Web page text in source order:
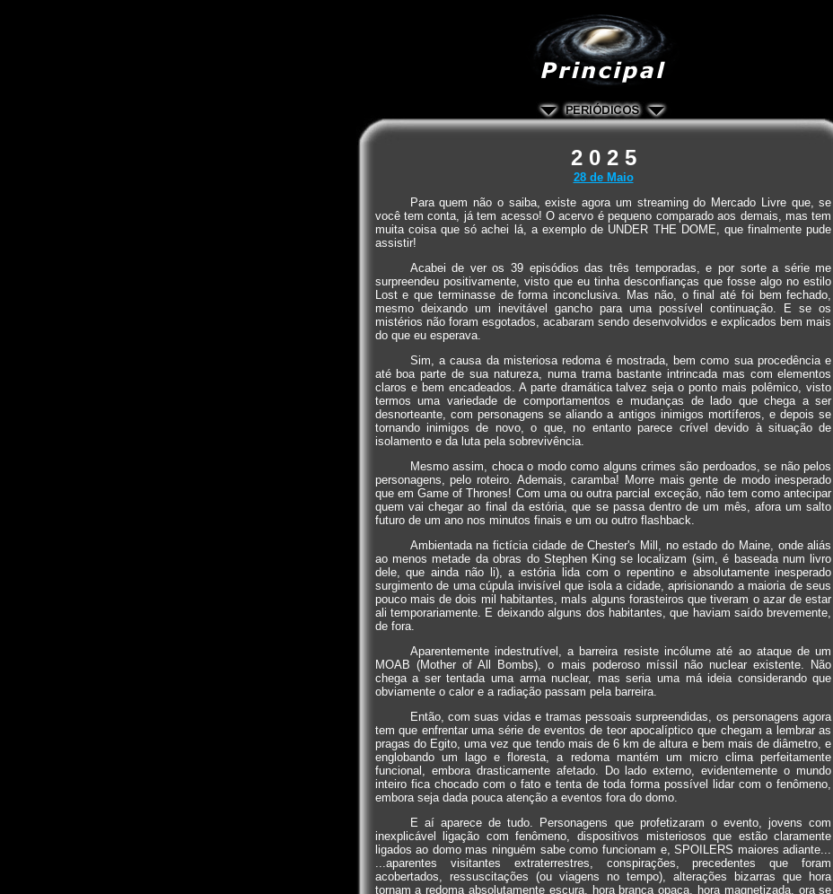
2 0 2 5
28 de Maio
Para quem não o saiba, existe agora um streaming do Mercado Livre que, se
você tem conta, já tem acesso! O acervo é pequeno comparado aos demais, mas tem
muita coisa que só achei lá, a exemplo de UNDER THE DOME, que finalmente pude
assistir!
Acabei de ver os 39 episódios das três temporadas, e por sorte a série me
surpreendeu positivamente, visto que eu tinha desconfianças que fosse algo no estilo
Lost e que terminasse de forma inconclusiva. Mas não, o final até foi bem fechado,
mesmo deixando um inevitável gancho para uma possível continuação. E se os
mistérios não foram esgotados, acabaram sendo desenvolvidos e explicados bem mais
do que eu esperava.
Sim, a causa da misteriosa redoma é mostrada, bem como sua procedência e
até boa parte de sua natureza, numa trama bastante intrincada mas com elementos
claros e bem encadeados. A parte dramática talvez seja o ponto mais polêmico, visto
termos uma variedade de comportamentos e mudanças de lado que chega a ser
desnorteante, com personagens se aliando a antigos inimigos mortíferos, e depois se
tornando inimigos de novo, o que, no entanto parece crível devido à situação de
isolamento e da luta pela sobrevivência.
Mesmo assim, choca o modo como alguns crimes são perdoados, se não pelos
personagens, pelo roteiro. Ademais, caramba! Morre mais gente de modo inesperado
que em Game of Thrones! Com uma ou outra parcial exceção, não tem como antecipar
quem vai chegar ao final da estória, que se passa dentro de um mês, afora um salto
futuro de um ano nos minutos finais e um ou outro flashback.
Ambientada na fictícia cidade de Chester's Mill, no estado do Maine, onde aliás
ao menos metade da obras do Stephen King se localizam (sim, é baseada num livro
dele, que ainda não li), a estória lida com o repentino e absolutamente inesperado
surgimento de uma cúpula invisível que isola a cidade, aprisionando a maioria de seus
pouco mais de dois mil habitantes, maIs alguns forasteiros que tiveram o azar de estar
ali temporariamente. E deixando alguns dos habitantes, que haviam saído brevemente,
de fora.
Aparentemente indestrutível, a barreira resiste incólume até ao ataque de um
MOAB (Mother of All Bombs), o mais poderoso míssil não nuclear existente. Não
chega a ser tentada uma arma nuclear, mas seria uma má ideia considerando que
obviamente o calor e a radiação passam pela barreira.
Então, com suas vidas e tramas pessoais surpreendidas, os personagens agora
tem que enfrentar uma série de eventos de teor apocalíptico que chegam a lembrar as
pragas do Egito, uma vez que tendo mais de 6 km de altura e bem mais de diâmetro, e
englobando um lago e floresta, a redoma mantém um micro clima perfeitamente
funcional, embora drasticamente afetado. Do lado externo, evidentemente o mundo
inteiro fica chocado com o fato e tenta de toda forma possível lidar com o fenômeno,
embora seja dada pouca atenção a eventos fora do domo.
E aí aparece de tudo. Personagens que profetizaram o evento, jovens com
inexplicável ligação com fenômeno, dispositivos misteriosos que estão claramente
ligados ao domo mas ninguém sabe como funcionam e, SPOILERS maiores adiante...
...aparentes visitantes extraterrestres, conspirações, precedentes que foram
acobertados, ressuscitações (ou viagens no tempo), alterações bizarras que hora
tornam a redoma absolutamente escura, hora branca opaca, hora magnetizada, ora se